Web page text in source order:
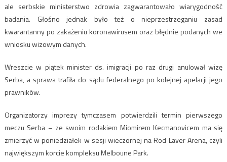
ale serbskie ministerstwo zdrowia zagwarantowało wiarygodność
badania. Głośno jednak było też o nieprzestrzeganiu zasad
kwarantanny po zakażeniu koronawirusem oraz błędnie podanych we
wniosku wizowym danych.
Wreszcie w piątek minister ds. imigracji po raz drugi anulował wizę
Serba, a sprawa trafiła do sądu federalnego po kolejnej apelacji jego
prawników.
Organizatorzy imprezy tymczasem potwierdzili termin pierwszego
meczu Serba – ze swoim rodakiem Miomirem Kecmanovicem ma się
zmierzyć w poniedziałek w sesji wieczornej na Rod Laver Arena, czyli
największym korcie kompleksu Melboune Park.